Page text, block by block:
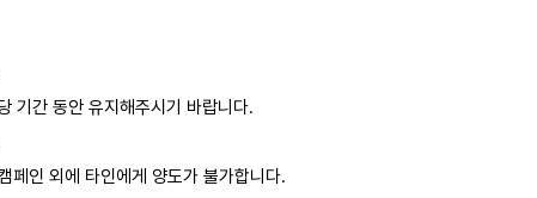
기간 동안 유지해주시기 바랍니다.
페인 외에 타인에게 양도가 불가합니다.